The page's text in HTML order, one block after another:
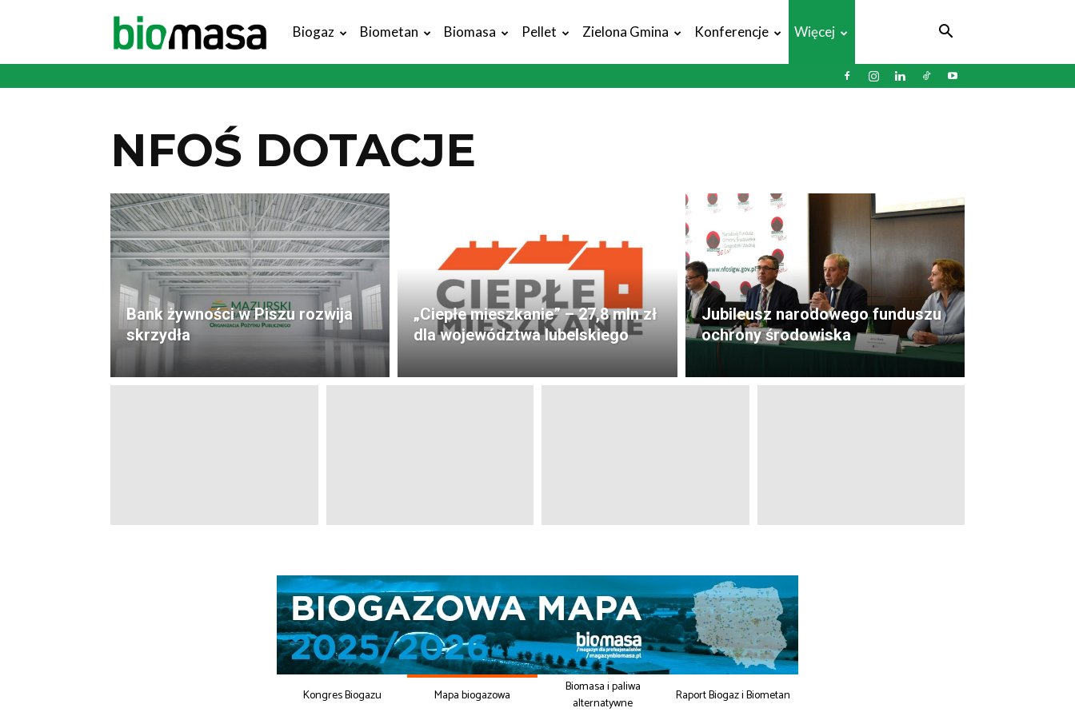
Magazyn
Biogaz Biometan Biomasa Pellet Zielona Gmina Konferencje Więcej
NFOŚ DOTACJE
Bank żywności w Piszu rozwija
skrzydła
„Ciepłe mieszkanie” – 27,8 mln zł
dla województwa lubelskiego
Jubileusz narodowego funduszu
ochrony środowiska
Kongres Biogazu Mapa biogazowa
Biomasa i paliwa
alternatywne
Raport Biogaz i Biometan